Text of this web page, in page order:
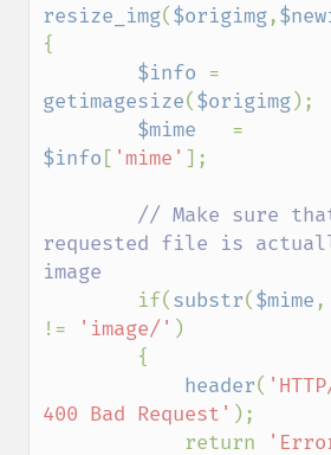
resize_img($origimg,
{
$info
getimagesize($origimg);
$mime
$info [ 'mime' ];
// Make sure
requested file is
image
if(substr($mime ,
!=
'image/' )
header(
400 Bad Request' );
            return